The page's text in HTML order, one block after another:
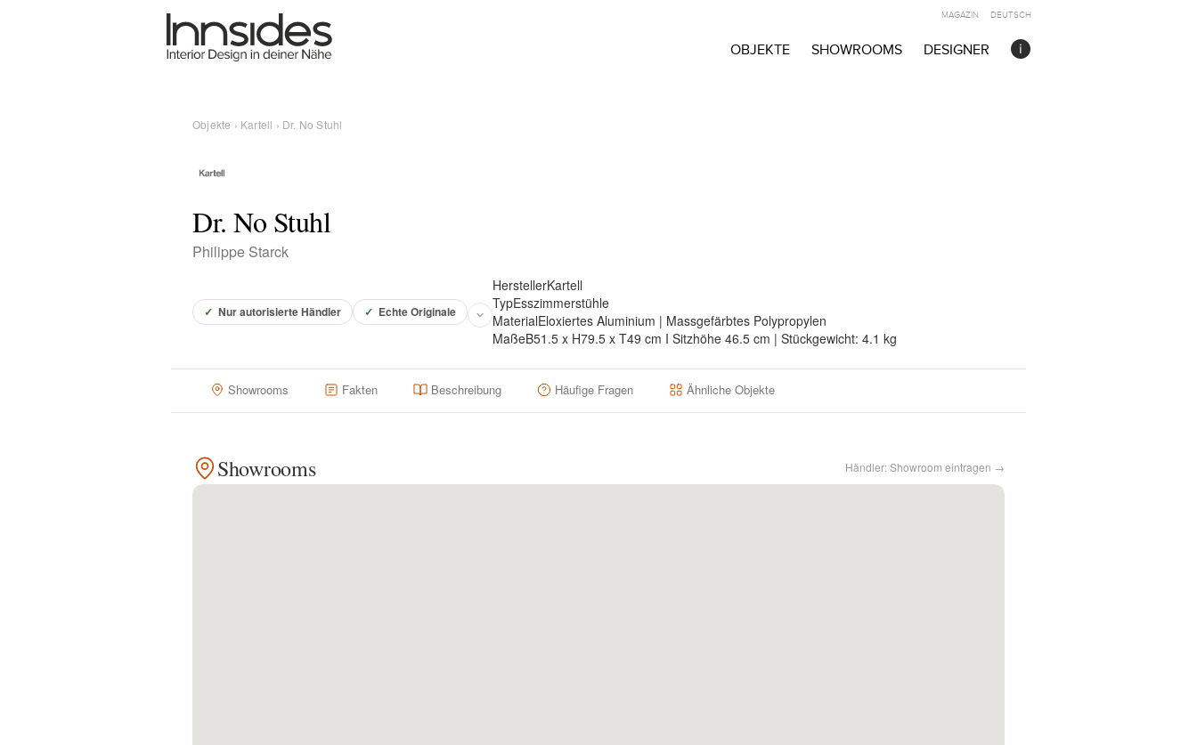
OBJEKTE SHOWROOMS DESIGNER
MAGAZIN DEUTSCH
Objekte › Kartell › Dr. No Stuhl
Dr. No Stuhl
Philippe Starck
✓ Nur autorisierte Händler ✓ Echte Originale
HerstellerKartell
TypEsszimmerstühle
MaterialEloxiertes Aluminium | Massgefärbtes Polypropylen
MaßeB51.5 x H79.5 x T49 cm I Sitzhöhe 46.5 cm | Stückgewicht: 4.1 kg
Showrooms Fakten Beschreibung Häufige Fragen Ähnliche Objekte
Showrooms Händler: Showroom eintragen →